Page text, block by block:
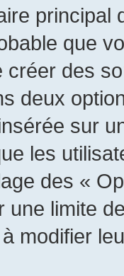
principal
que
créer des
deux
sur
les
des «
une limite
modifier